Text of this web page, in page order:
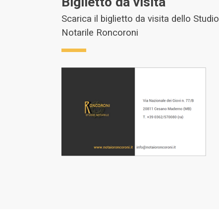
Scarica il biglietto da visita dello Studio
Notarile Roncoroni